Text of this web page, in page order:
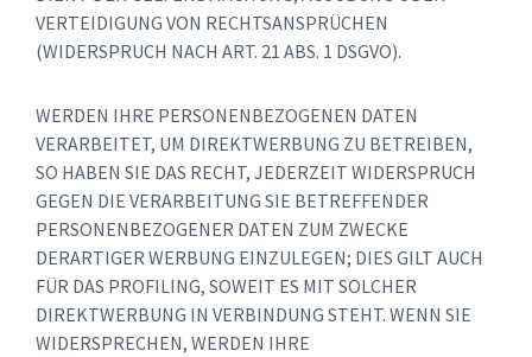
VERTEIDIGUNG VON RECHTSANSPRÜCHEN
(WIDERSPRUCH NACH ART. 21 ABS. 1 DSGVO).
WERDEN IHRE PERSONENBEZOGENEN DATEN
VERARBEITET, UM DIREKTWERBUNG ZU BETREIBEN,
SO HABEN SIE DAS RECHT, JEDERZEIT WIDERSPRUCH
GEGEN DIE VERARBEITUNG SIE BETREFFENDER
PERSONENBEZOGENER DATEN ZUM ZWECKE
DERARTIGER WERBUNG EINZULEGEN; DIES GILT AUCH
FÜR DAS PROFILING, SOWEIT ES MIT SOLCHER
DIREKTWERBUNG IN VERBINDUNG STEHT. WENN SIE
WIDERSPRECHEN, WERDEN IHRE